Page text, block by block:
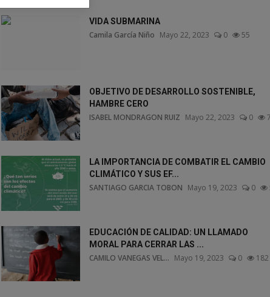
VIDA SUBMARINA
Camila García Niño Mayo 22, 2023 0 55
OBJETIVO DE DESARROLLO SOSTENIBLE,
HAMBRE CERO
ISABEL MONDRAGON RUIZ Mayo 22, 2023 0
LA IMPORTANCIA DE COMBATIR EL CAMBIO
CLIMÁTICO Y SUS EF...
SANTIAGO GARCIA TOBON Mayo 19, 2023 0
EDUCACIÓN DE CALIDAD: UN LLAMADO
MORAL PARA CERRAR LAS ...
CAMILO VANEGAS VEL... Mayo 19, 2023 0 182